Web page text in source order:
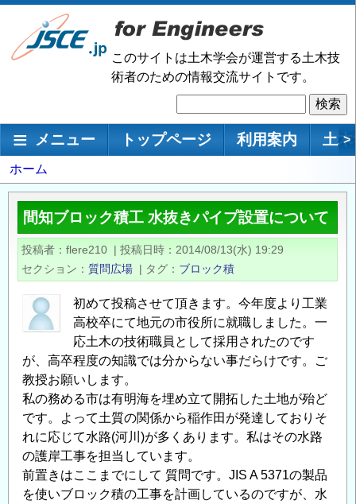
メ
ン
移
このサイトは土木学会が運営する土木技
術者のための情報交流サイトです。
索
メインナビゲーション
メニュー トップページ 利用案内 土 >
パ
ン
く
ず
ホーム
間知ブロック積工 水抜きパイプ設置について
投稿者 flere210 | 投稿日時
2014/08/13(水) 19:29
セクション
質問広場 | タグ ブロック積
初めて投稿させて頂きます。今年度より工業
高校卒にて地元の市役所に就職しました。一
応土木の技術職員として採用されたのです
が、高卒程度の知識では分からない事だらけです。ご
教授お願いします。
私の務める市は有明海を埋め立て開拓した土地が殆ど
です。よって土質の関係から稲作田が発達しておりそ
れに応じて水路(河川)が多くあります。私はその水路
の護岸工事を担当しています。
前置きはここまでにして 質問です。JIS A 5371の製品
を使いブロック積の工事を計画しているのですが、水